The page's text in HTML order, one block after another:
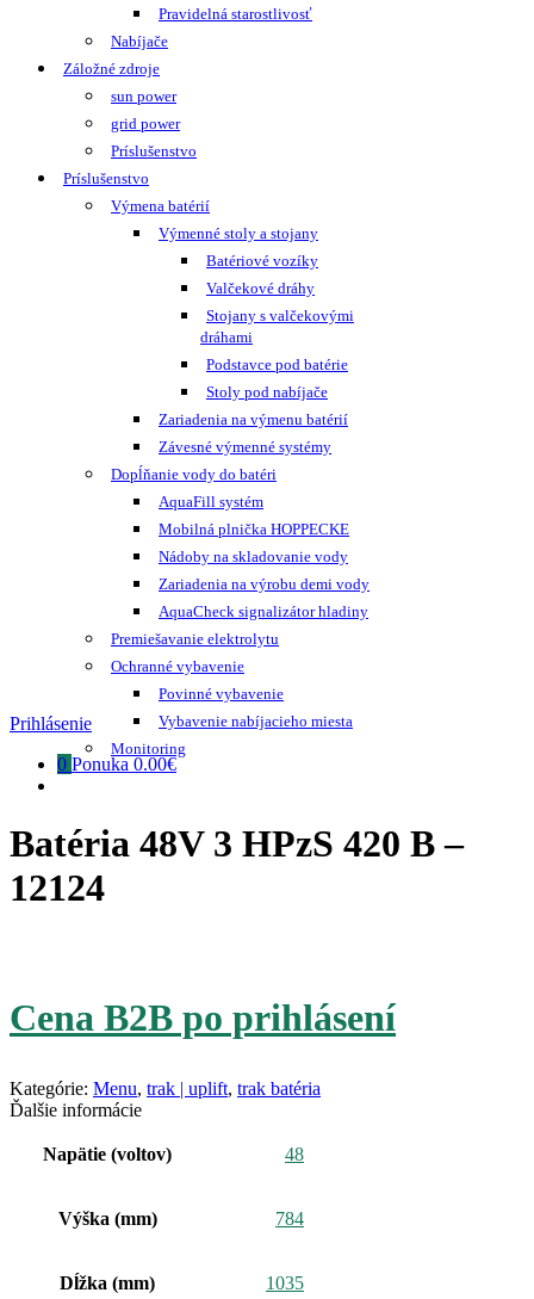
Pravidelná starostlivosť
Nabíjače
Záložné zdroje
sun power
grid power
Príslušenstvo
Príslušenstvo
Výmena batérií
Výmenné stoly a stojany
Batériové vozíky
Valčekové dráhy
Stojany s valčekovými
dráhami
Podstavce pod batérie
Stoly pod nabíjače
Zariadenia na výmenu batérií
Závesné výmenné systémy
Dopĺňanie vody do batéri
AquaFill systém
Mobilná plnička HOPPECKE
Nádoby na skladovanie vody
Zariadenia na výrobu demi vody
AquaCheck signalizátor hladiny
Premiešavanie elektrolytu
Ochranné vybavenie
Povinné vybavenie
Vybavenie nabíjacieho miesta
Monitoring
Prihlásenie
0 Ponuka 0.00€
Batéria 48V 3 HPzS 420 B –
12124
Cena B2B po prihlásení
Kategórie: Menu, trak | uplift, trak batéria
Ďalšie informácie
Napätie (voltov) 48
Výška (mm) 784
Dĺžka (mm) 1035